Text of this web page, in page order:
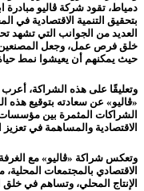
دمياط، تقود شركة ڤاليو مبادرة
بتحقيق التنمية الاقتصادية
العديد من الجوانب التي تشهد
خلق فرص عمل، وجعل المصنعين
حيث يمكنهم أن يعيشوا نمط
وتعليقًا على هذه الشراكة،
«ڤاليو» عن سعادته بتوقيع هذه
الشراكات المثمرة بين مؤسسات
الاقتصادية والمساهمة في
وتعكس شراكة «ڤاليو» مع الغرفة
الاقتصادي بالمجتمعات
الإنتاج المحلي، وتساهم في